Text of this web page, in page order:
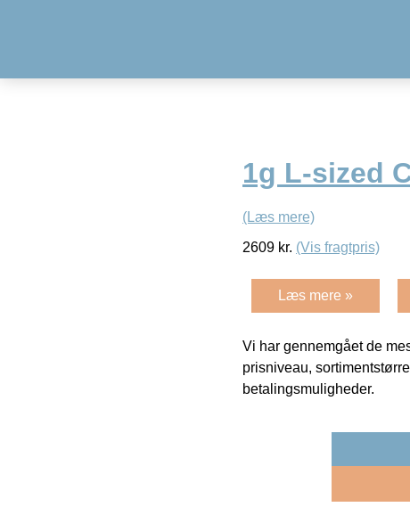
1g L-sized
(Læs mere)
2609 kr. (Vis fragtpris)
Læs mere »
Vi har gennemgået de
prisniveau,
betalingsmuligheder.